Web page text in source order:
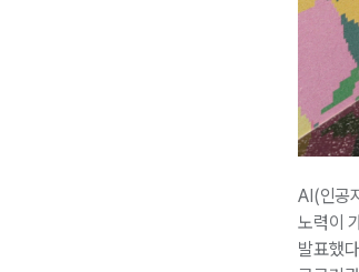
AI(인공
노력이
발표했